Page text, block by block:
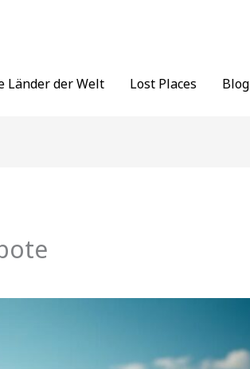
Länder der Welt Lost Places Blog